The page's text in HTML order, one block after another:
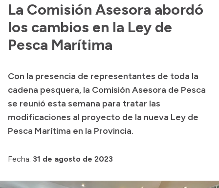
Archivo de noticias
Transparencia
Boletín Oficial
Compras y licitaciones
Consulta de expedientes
Consulta de pago a proveedores
Intranet
Login
La Comisión Asesora abordó
los cambios en la Ley de
Pesca Marítima
Con la presencia de representantes de toda la
cadena pesquera, la Comisión Asesora de Pesca
se reunió esta semana para tratar las
modificaciones al proyecto de la nueva Ley de
Pesca Marítima en la Provincia.
Fecha: 31 de agosto de 2023